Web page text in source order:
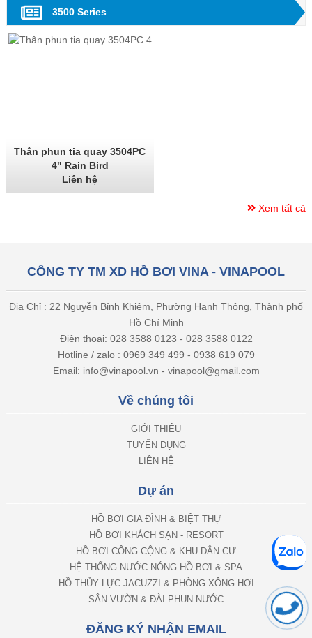
3500 Series
Thân phun tia quay 3504PC
4" Rain Bird
Liên hệ
Xem tất cả
CÔNG TY TM XD HỒ BƠI VINA - VINAPOOL
Địa Chỉ : 22 Nguyễn Bỉnh Khiêm, Phường Hạnh Thông, Thành phố
Hồ Chí Minh
Điện thoại: 028 3588 0123 - 028 3588 0122
Hotline / zalo : 0969 349 499 - 0938 619 079
Email: info@vinapool.vn - vinapool@gmail.com
Về chúng tôi
GIỚI THIỆU
TUYỂN DỤNG
LIÊN HỆ
Dự án
HỒ BƠI GIA ĐÌNH & BIỆT THỰ
HỒ BƠI KHÁCH SẠN - RESORT
HỒ BƠI CÔNG CỘNG & KHU DÂN CƯ
HỆ THỐNG NƯỚC NÓNG HỒ BƠI & SPA
HỒ THỦY LỰC JACUZZI & PHÒNG XÔNG HƠI
SÂN VƯỜN & ĐÀI PHUN NƯỚC
ĐĂNG KÝ NHẬN EMAIL